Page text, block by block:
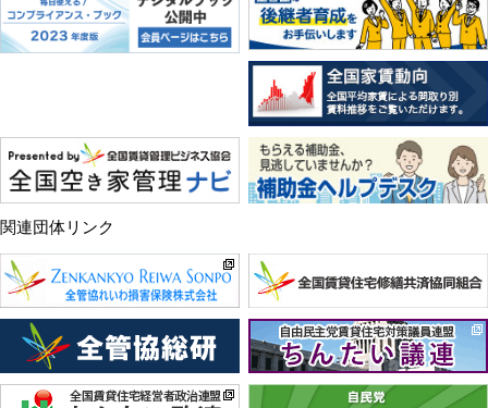
関連団体リンク